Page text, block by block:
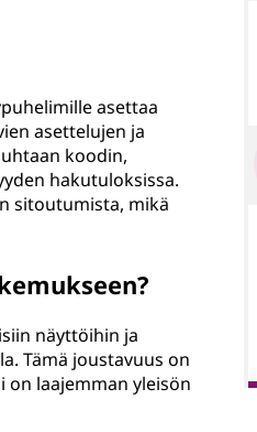
asettaa
asettelujen ja
koodin,
hakutuloksissa.
sitoutumista, mikä
näyttöihin ja
Tämä joustavuus on
on laajemman yleisön